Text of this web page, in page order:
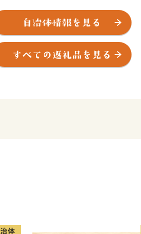
ではありません。神戸の魅力は、何よ
こと。海と山に囲まれ、心地よい風が
らほど近い場所には、広大な田園風景
る人や訪れる人が盛んに交流する街